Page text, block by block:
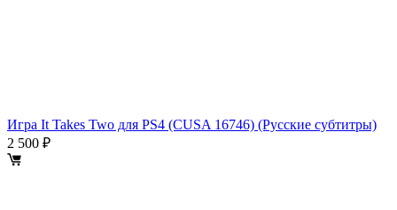
Игра It Takes Two для PS4 (CUSA 16746) (Русские субтитры)
2 500 ₽